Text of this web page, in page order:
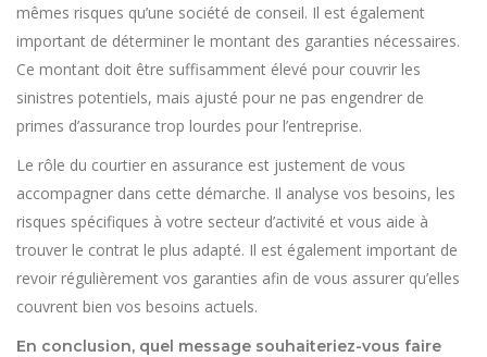
mêmes risques qu’une société de conseil. Il est également
important de déterminer le montant des garanties nécessaires.
Ce montant doit être suffisamment élevé pour couvrir les
sinistres potentiels, mais ajusté pour ne pas engendrer de
primes d’assurance trop lourdes pour l’entreprise.
Le rôle du courtier en assurance est justement de vous
accompagner dans cette démarche. Il analyse vos besoins, les
risques spécifiques à votre secteur d’activité et vous aide à
trouver le contrat le plus adapté. Il est également important de
revoir régulièrement vos garanties afin de vous assurer qu’elles
couvrent bien vos besoins actuels.
En conclusion, quel message souhaiteriez-vous faire